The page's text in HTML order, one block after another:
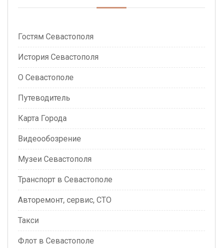
Гостям Севастополя
История Севастополя
О Севастополе
Путеводитель
Карта Города
Видеообозрение
Музеи Севастополя
Транспорт в Севастополе
Авторемонт, сервис, СТО
Такси
Флот в Севастополе